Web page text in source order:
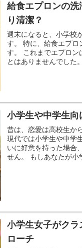
給食エプロンの洗
り清潔？
週末になると、小学校
す。 特に、給食エプロ
す。 これまでエプロン
とはありませんでした
小学生や中学生
昔は、恋愛は高校生か
現代では小学生や中学
いに好意を持った場合
せん。 もしあなたが小
小学生女子がク
ローチ